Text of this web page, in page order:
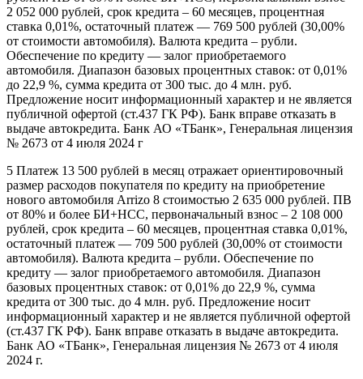
2 052 000 рублей, срок кредита – 60 месяцев, процентная
ставка 0,01%, остаточный платеж — 769 500 рублей (30,00%
от стоимости автомобиля). Валюта кредита – рубли.
Обеспечение по кредиту — залог приобретаемого
автомобиля. Диапазон базовых процентных ставок: от 0,01%
до 22,9 %, сумма кредита от 300 тыс. до 4 млн. руб.
Предложение носит информационный характер и не является
публичной офертой (ст.437 ГК РФ). Банк вправе отказать в
выдаче автокредита. Банк АО «ТБанк», Генеральная лицензия
№ 2673 от 4 июля 2024 г
5 Платеж 13 500 рублей в месяц отражает ориентировочный
размер расходов покупателя по кредиту на приобретение
нового автомобиля Arrizo 8 стоимостью 2 635 000 рублей. ПВ
от 80% и более БИ+НСС, первоначальный взнос – 2 108 000
рублей, срок кредита – 60 месяцев, процентная ставка 0,01%,
остаточный платеж — 709 500 рублей (30,00% от стоимости
автомобиля). Валюта кредита – рубли. Обеспечение по
кредиту — залог приобретаемого автомобиля. Диапазон
базовых процентных ставок: от 0,01% до 22,9 %, сумма
кредита от 300 тыс. до 4 млн. руб. Предложение носит
информационный характер и не является публичной офертой
(ст.437 ГК РФ). Банк вправе отказать в выдаче автокредита.
Банк АО «ТБанк», Генеральная лицензия № 2673 от 4 июля
2024 г.